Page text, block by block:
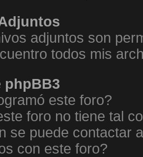
adjuntos son
todos mis
phpBB3
este foro?
foro no tiene tal
se puede contactar
con este foro?